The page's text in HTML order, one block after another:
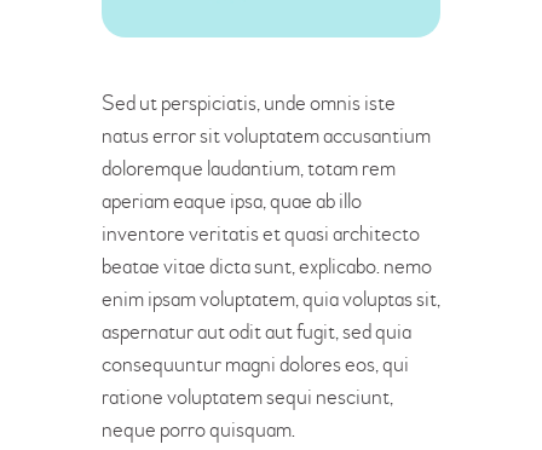
Sed ut perspiciatis, unde omnis iste
natus error sit voluptatem accusantium
doloremque laudantium, totam rem
aperiam eaque ipsa, quae ab illo
inventore veritatis et quasi architecto
beatae vitae dicta sunt, explicabo. nemo
enim ipsam voluptatem, quia voluptas sit,
aspernatur aut odit aut fugit, sed quia
consequuntur magni dolores eos, qui
ratione voluptatem sequi nesciunt,
neque porro quisquam.